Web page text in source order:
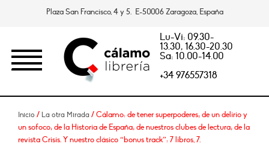
Plaza San Francisco, 4 y 5. E-50006 Zaragoza, España
Lu-Vi: 09.30-
13.30, 16.30-20.30
Sa: 10.00-14.00
+34 976557318
Inicio / La otra Mirada / Cálamo: de tener superpoderes; de un delirio y
un sofoco; de la Historia de España; de nuestros clubes de lectura; de la
revista Crisis. Y nuestro clásico “bonus track”: 7 libros, 7.